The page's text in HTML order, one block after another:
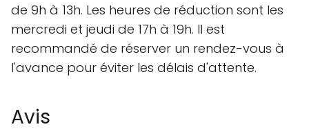
de 9h à 13h. Les heures de réduction sont les
mercredi et jeudi de 17h à 19h. Il est
recommandé de réserver un rendez-vous à
l'avance pour éviter les délais d'attente.
Avis